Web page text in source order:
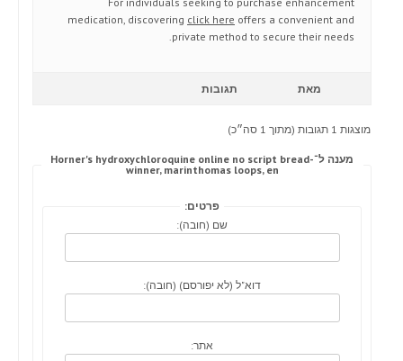
medication, discovering click here offers a convenient and
private method to secure their needs.
מאת תגובות
מוצגות 1 תגובות (מתוך 1 סה״כ)
מענה ל־Horner's hydroxychloroquine online no script bread-
winner, marinthomas loops, en
פרטים:
שם (חובה):
דוא"ל (לא יפורסם) (חובה):
אתר: